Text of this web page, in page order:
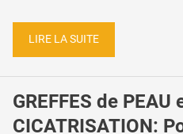
LIRE LA SUITE
GREFFES de PEAU
CICATRISATION: